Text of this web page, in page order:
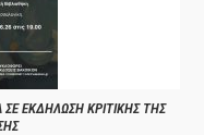
ΕΚΔΗΛΩΣΗ ΚΡΙΤΙΚΗΣ ΤΗΣ